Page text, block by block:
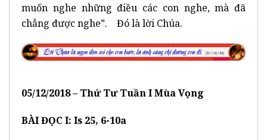
muốn nghe những điều các con nghe, mà đã
chẳng được nghe”. Đó là lời Chúa.
05/12/2018 – Thứ Tư Tuần I Mùa Vọng
BÀI ĐỌC I: Is 25, 6-10a